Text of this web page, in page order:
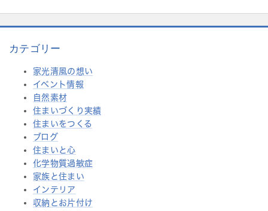
カテゴリー
家光清風の想い
イベント情報
自然素材
住まいづくり実績
住まいをつくる
ブログ
住まいと心
化学物質過敏症
家族と住まい
インテリア
収納とお片付け